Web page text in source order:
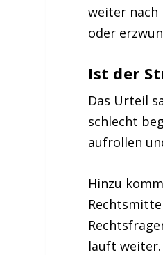
weiter nach
oder
Ist der
Das Urteil
schlecht
aufrollen
Hinzu
läuft weiter.